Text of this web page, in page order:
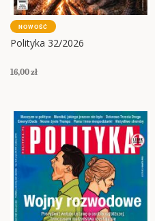
NOWOŚĆ
Polityka 32/2026
16,00 zł